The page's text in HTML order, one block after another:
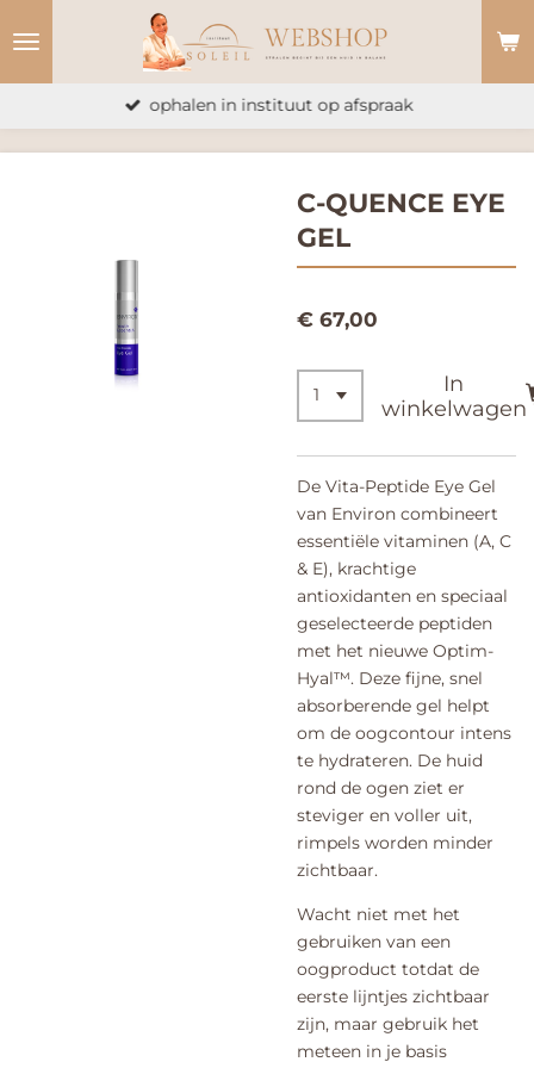
direct
hoofdinhoud
ophalen in instituut op afspraak
C-QUENCE EYE
GEL
€ 67,00
In
winkelwagen
De Vita-Peptide Eye Gel
van Environ combineert
essentiële vitaminen (A, C
& E), krachtige
antioxidanten en speciaal
geselecteerde peptiden
met het nieuwe Optim-
Hyal™. Deze fijne, snel
absorberende gel helpt
om de oogcontour intens
te hydrateren. De huid
rond de ogen ziet er
steviger en voller uit,
rimpels worden minder
zichtbaar.
Wacht niet met het
gebruiken van een
oogproduct totdat de
eerste lijntjes zichtbaar
zijn, maar gebruik het
meteen in je basis